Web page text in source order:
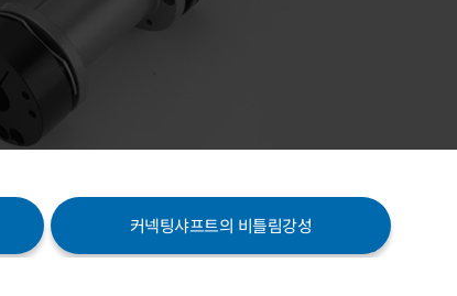
커넥팅샤프트의 비틀림강성